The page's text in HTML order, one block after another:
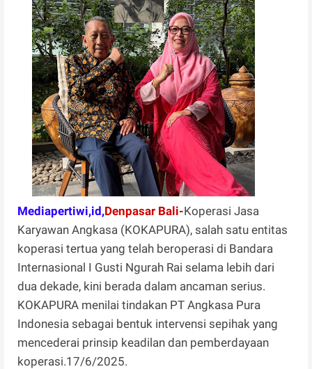
Mediapertiwi,id,Denpasar Bali-Koperasi Jasa
Karyawan Angkasa (KOKAPURA), salah satu entitas
koperasi tertua yang telah beroperasi di Bandara
Internasional I Gusti Ngurah Rai selama lebih dari
dua dekade, kini berada dalam ancaman serius.
KOKAPURA menilai tindakan PT Angkasa Pura
Indonesia sebagai bentuk intervensi sepihak yang
mencederai prinsip keadilan dan pemberdayaan
koperasi.17/6/2025.